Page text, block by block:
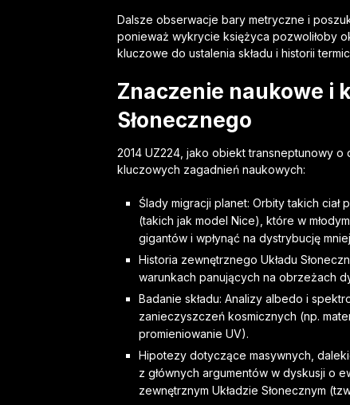
Dalsze obserwacje bary metryczne i
ponieważ wykrycie księżyca pozwoliłoby
kluczowe do ustalenia składu i historii
Znaczenie naukowe i
Słonecznego
2014 UZ224, jako obiekt transneptunowy o
kluczowych zagadnień naukowych:
Ślady migracji planet: Orbity takich
(takich jak model Nice), które w
gigantów i wpłynąć na dystrybucję
Historia zewnętrznego Układu
warunkach panujących na obrzeżach
Badanie składu: Analizy albedo i
zanieczyszczeń kosmicznych (np.
promieniowanie UV).
Hipotezy dotyczące masywnych,
z głównych argumentów w dyskusji o
zewnętrznym Układzie Słonecznym